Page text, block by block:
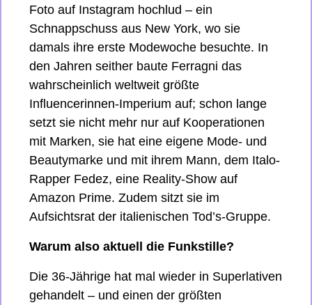
Foto auf Instagram hochlud – ein
Schnappschuss aus New York, wo sie
damals ihre erste Modewoche besuchte. In
den Jahren seither baute Ferragni das
wahrscheinlich weltweit größte
Influencerinnen-Imperium auf; schon lange
setzt sie nicht mehr nur auf Kooperationen
mit Marken, sie hat eine eigene Mode- und
Beautymarke und mit ihrem Mann, dem Italo-
Rapper Fedez, eine Reality-Show auf
Amazon Prime. Zudem sitzt sie im
Aufsichtsrat der italienischen Tod’s-Gruppe.
Warum also aktuell die Funkstille?
Die 36-Jährige hat mal wieder in Superlativen
gehandelt – und einen der größten